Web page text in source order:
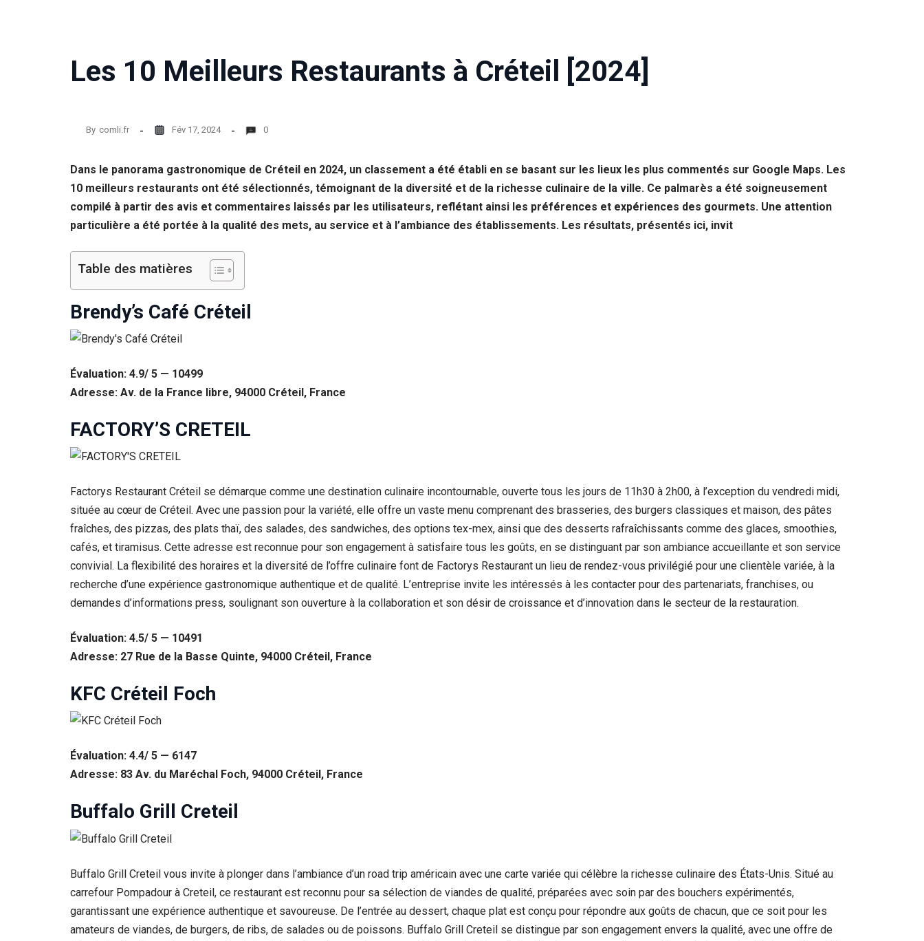
Les 10 Meilleurs Restaurants à Créteil [2024]
By comli.fr Fév 17, 2024 0
Dans le panorama gastronomique de Créteil en 2024, un classement a été établi en se basant sur les lieux les plus commentés sur Google Maps. Les
10 meilleurs restaurants ont été sélectionnés, témoignant de la diversité et de la richesse culinaire de la ville. Ce palmarès a été soigneusement
compilé à partir des avis et commentaires laissés par les utilisateurs, reflétant ainsi les préférences et expériences des gourmets. Une attention
particulière a été portée à la qualité des mets, au service et à l’ambiance des établissements. Les résultats, présentés ici, invit
Table des matières
Brendy’s Café Créteil
Évaluation: 4.9/ 5 — 10499
Adresse: Av. de la France libre, 94000 Créteil, France
FACTORY’S CRETEIL
Factorys Restaurant Créteil se démarque comme une destination culinaire incontournable, ouverte tous les jours de 11h30 à 2h00, à l’exception du vendredi midi,
située au cœur de Créteil. Avec une passion pour la variété, elle offre un vaste menu comprenant des brasseries, des burgers classiques et maison, des pâtes
fraîches, des pizzas, des plats thaï, des salades, des sandwiches, des options tex-mex, ainsi que des desserts rafraîchissants comme des glaces, smoothies,
cafés, et tiramisus. Cette adresse est reconnue pour son engagement à satisfaire tous les goûts, en se distinguant par son ambiance accueillante et son service
convivial. La flexibilité des horaires et la diversité de l’offre culinaire font de Factorys Restaurant un lieu de rendez-vous privilégié pour une clientèle variée, à la
recherche d’une expérience gastronomique authentique et de qualité. L’entreprise invite les intéressés à les contacter pour des partenariats, franchises, ou
demandes d’informations press, soulignant son ouverture à la collaboration et son désir de croissance et d’innovation dans le secteur de la restauration.
Évaluation: 4.5/ 5 — 10491
Adresse: 27 Rue de la Basse Quinte, 94000 Créteil, France
KFC Créteil Foch
Évaluation: 4.4/ 5 — 6147
Adresse: 83 Av. du Maréchal Foch, 94000 Créteil, France
Buffalo Grill Creteil
Buffalo Grill Creteil vous invite à plonger dans l’ambiance d’un road trip américain avec une carte variée qui célèbre la richesse culinaire des États-Unis. Situé au
carrefour Pompadour à Creteil, ce restaurant est reconnu pour sa sélection de viandes de qualité, préparées avec soin par des bouchers expérimentés,
garantissant une expérience authentique et savoureuse. De l’entrée au dessert, chaque plat est conçu pour répondre aux goûts de chacun, que ce soit pour les
amateurs de viandes, de burgers, de ribs, de salades ou de poissons. Buffalo Grill Creteil se distingue par son engagement envers la qualité, avec une offre de